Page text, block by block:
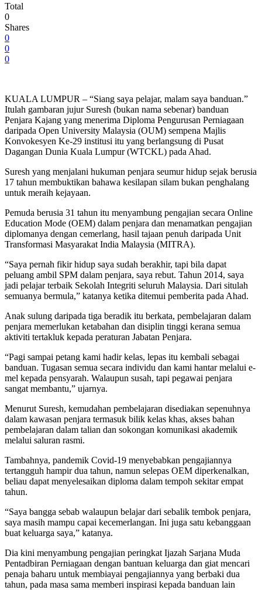
Total
0
Shares
0
0
0
KUALA LUMPUR – “Siang saya pelajar, malam saya banduan.”
Itulah gambaran jujur Suresh (bukan nama sebenar) banduan
Penjara Kajang yang menerima Diploma Pengurusan Perniagaan
daripada Open University Malaysia (OUM) sempena Majlis
Konvokesyen Ke-29 institusi itu yang berlangsung di Pusat
Dagangan Dunia Kuala Lumpur (WTCKL) pada Ahad.
Suresh yang menjalani hukuman penjara seumur hidup sejak berusia
17 tahun membuktikan bahawa kesilapan silam bukan penghalang
untuk meraih kejayaan.
Pemuda berusia 31 tahun itu menyambung pengajian secara Online
Education Mode (OEM) dalam penjara dan menamatkan pengajian
diplomanya dengan cemerlang, hasil tajaan penuh daripada Unit
Transformasi Masyarakat India Malaysia (MITRA).
“Saya pernah fikir hidup saya sudah berakhir, tapi bila dapat
peluang ambil SPM dalam penjara, saya rebut. Tahun 2014, saya
jadi pelajar terbaik Sekolah Integriti seluruh Malaysia. Dari situlah
semuanya bermula,” katanya ketika ditemui pemberita pada Ahad.
Anak sulung daripada tiga beradik itu berkata, pembelajaran dalam
penjara memerlukan ketabahan dan disiplin tinggi kerana semua
aktiviti tertakluk kepada peraturan Jabatan Penjara.
“Pagi sampai petang kami hadir kelas, lepas itu kembali sebagai
banduan. Tugasan semua secara individu dan kami hantar melalui e-
mel kepada pensyarah. Walaupun susah, tapi pegawai penjara
sangat membantu,” ujarnya.
Menurut Suresh, kemudahan pembelajaran disediakan sepenuhnya
dalam kawasan penjara termasuk bilik kelas khas, akses bahan
pembelajaran dalam talian dan sokongan komunikasi akademik
melalui saluran rasmi.
Tambahnya, pandemik Covid-19 menyebabkan pengajiannya
tertangguh hampir dua tahun, namun selepas OEM diperkenalkan,
beliau dapat menyelesaikan diploma dalam tempoh sekitar empat
tahun.
“Saya bangga sebab walaupun belajar dari sebalik tembok penjara,
saya masih mampu capai kecemerlangan. Ini juga satu kebanggaan
buat keluarga saya,” katanya.
Dia kini menyambung pengajian peringkat Ijazah Sarjana Muda
Pentadbiran Perniagaan dengan bantuan keluarga dan giat mencari
penaja baharu untuk membiayai pengajiannya yang berbaki dua
tahun, pada masa sama memberi inspirasi kepada banduan lain